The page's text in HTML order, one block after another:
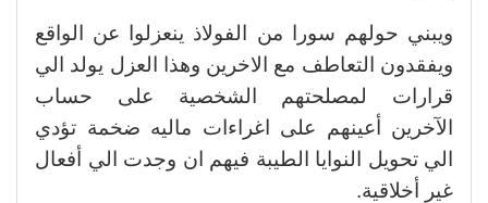
ويبني حولهم سورا من الفولاذ ينعزلوا عن الواقع
ويفقدون التعاطف مع الاخرين وهذا العزل يولد الي
قرارات لمصلحتهم الشخصية على حساب
الآخرين أعينهم على اغراءات ماليه ضخمة تؤدي
الي تحويل النوايا الطيبة فيهم ان وجدت الي أفعال
غير أخلاقية.